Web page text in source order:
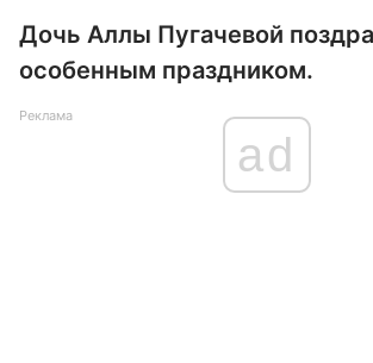
Дочь Аллы Пугачевой
особенным праздником.
Реклама
ad